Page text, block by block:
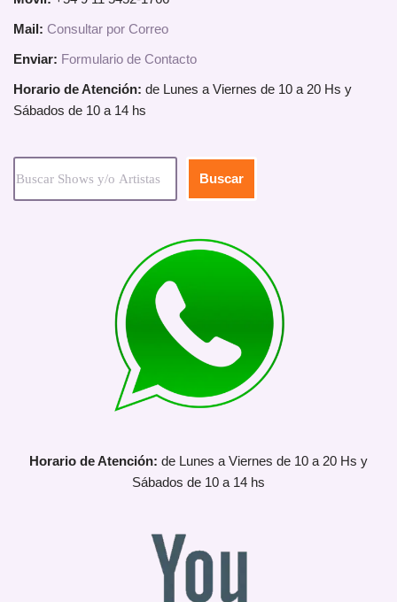
Mail: Consultar por Correo
Enviar: Formulario de Contacto
Horario de Atención: de Lunes a Viernes de 10 a 20 Hs y
Sábados de 10 a 14 hs
Buscar
Horario de Atención: de Lunes a Viernes de 10 a 20 Hs y
Sábados de 10 a 14 hs